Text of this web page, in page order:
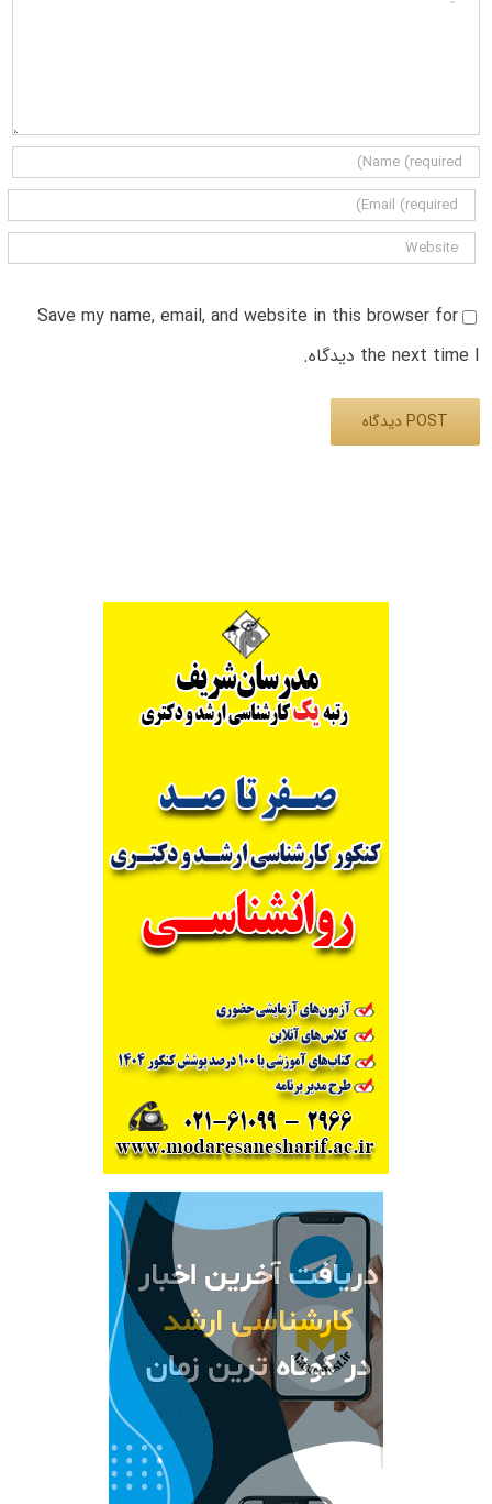
Save my name, email, and website in this browser for
the next time I دیدگاه.